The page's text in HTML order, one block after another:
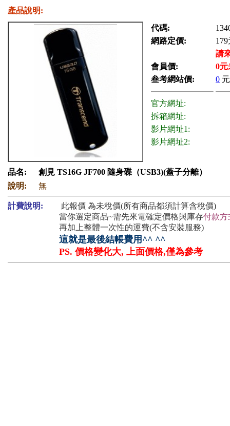
產品說明:
代碼:
網路定價:
179
請
會員價:
0元
叁考網站價:
0
官方網址:
拆箱網址:
影片網址1:
影片網址2:
品名:
創見 TS16G JF700 隨身碟（USB3)(蓋子分離）
說明:
無
計費說明:
此報價 為未稅價(所有商品都須計算含稅價)
當你選定商品~需先來電確定價格與庫存付款方
再加上整體一次性的運費(不含安裝服務)
這就是最後結帳費用^^ ^^
PS. 價格變化大, 上面價格,僅為參考